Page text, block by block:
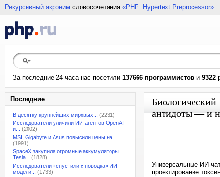
Рекурсивный акроним словосочетания «PHP: Hypertext Preprocessor»
За последние 24 часа нас посетили 137666 программистов и 9322
Последние
В десятку крупнейших мировых...
(2231)
Исследователи уличили ИИ-агентов OpenAI
и...
(2002)
MSI, Gigabyte и Asus повысили цены на...
(1991)
SpaceX закупила огромные аккумуляторы
Tesla...
(1828)
Исследователи «спустили с поводка» ИИ-
модели...
(1733)
антидоты — и
Универсальные ИИ-
проектирование